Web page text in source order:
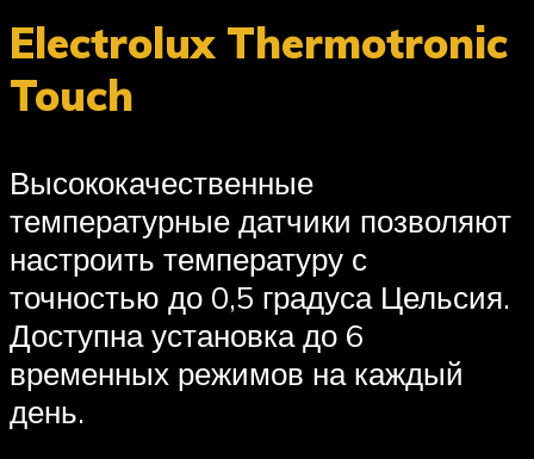
Electrolux Thermotronic
Touch
Высококачественные
температурные датчики позволяют
настроить температуру с
точностью до 0,5 градуса Цельсия.
Доступна установка до 6
временных режимов на каждый
день.